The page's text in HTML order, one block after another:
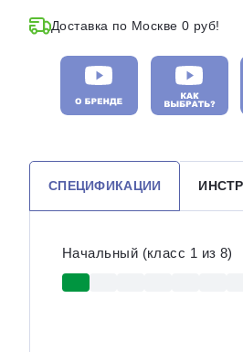
Доставка по Москве 0 руб!
СПЕЦИФИКАЦИИ
Начальный (класс 1 из 8)